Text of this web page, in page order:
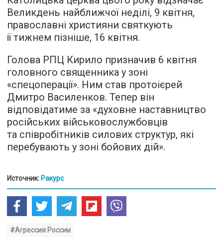
Великдень найближчої неділі, 9 квітня,
православні християни святкують
її тижнем пізніше, 16 квітня.
Голова РПЦ Кирило призначив 6 квітня
головного священника у зоні
«спецоперації». Ним став протоієрей
Дмитро Василенков. Тепер він
відповідатиме за «духовне наставництво
російських військовослужбовців
та співробітників силових структур, які
перебувають у зоні бойових дій».
Источник: Ракурс
#Агрессия России